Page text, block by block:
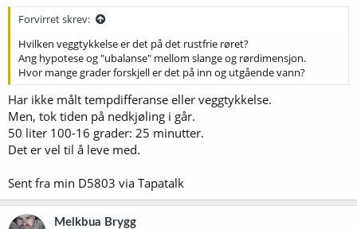
Forvirret skrev:
Hvilken veggtykkelse er det på det rustfrie røret?
Ang hypotese og "ubalanse" mellom slange og rørdimensjon.
Hvor mange grader forskjell er det på inn og utgående vann?
Har ikke målt tempdifferanse eller veggtykkelse.
Men, tok tiden på nedkjøling i går.
50 liter 100-16 grader: 25 minutter.
Det er vel til å leve med.
Sent fra min D5803 via Tapatalk
Melkbua Brygg